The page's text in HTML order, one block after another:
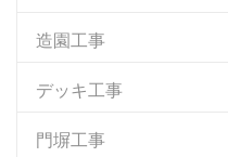
造園工事
デッキ工事
門塀工事